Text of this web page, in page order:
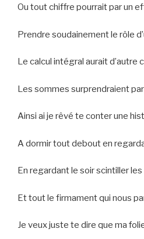
Ou tout chiffre pourrait par un
Prendre soudainement le rôle
Le calcul intégral aurait d’autre
Les sommes surprendraient
Ainsi ai je rêvé te conter une
A dormir tout debout en
En regardant le soir scintiller
Et tout le firmament qui nous
Je veux juste te dire que ma